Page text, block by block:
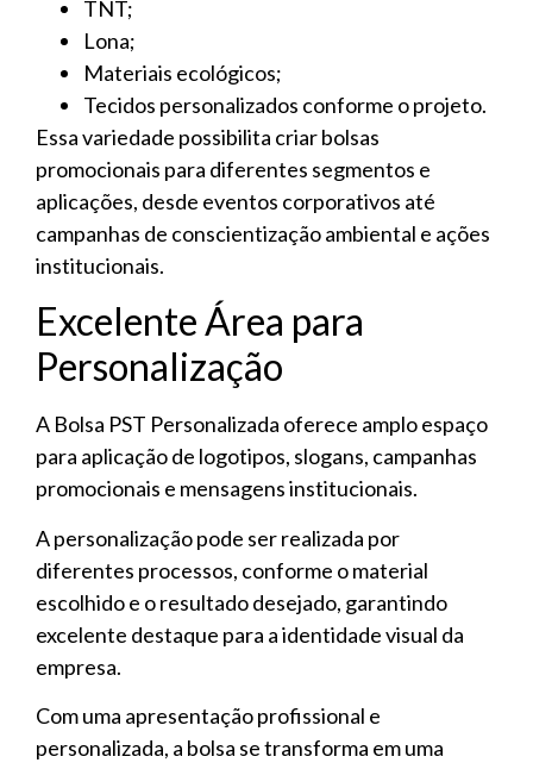
TNT;
Lona;
Materiais ecológicos;
Tecidos personalizados conforme o projeto.
Essa variedade possibilita criar bolsas
promocionais para diferentes segmentos e
aplicações, desde eventos corporativos até
campanhas de conscientização ambiental e ações
institucionais.
Excelente Área para
Personalização
A Bolsa PST Personalizada oferece amplo espaço
para aplicação de logotipos, slogans, campanhas
promocionais e mensagens institucionais.
A personalização pode ser realizada por
diferentes processos, conforme o material
escolhido e o resultado desejado, garantindo
excelente destaque para a identidade visual da
empresa.
Com uma apresentação profissional e
personalizada, a bolsa se transforma em uma